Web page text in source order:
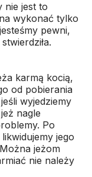
nie jest to
wykonać tylko
pewni,
karmą kocią,
od pobierania
wyjedziemy
nagle
Po
jego
jeżom
nie należy